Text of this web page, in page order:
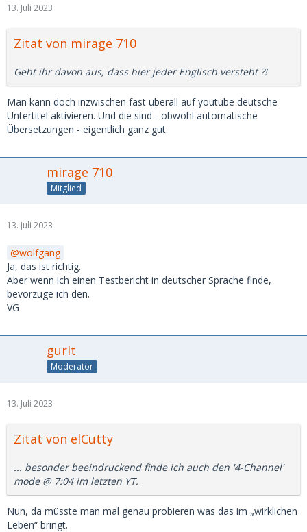
13. Juli 2023
Zitat von mirage 710
Geht ihr davon aus, dass hier jeder Englisch versteht ?!
Man kann doch inzwischen fast überall auf youtube deutsche
Untertitel aktivieren. Und die sind - obwohl automatische
Übersetzungen - eigentlich ganz gut.
mirage 710
Mitglied
13. Juli 2023
wolfgang
Ja, das ist richtig.
Aber wenn ich einen Testbericht in deutscher Sprache finde,
bevorzuge ich den.
VG
gurlt
Moderator
13. Juli 2023
Zitat von elCutty
... besonder beeindruckend finde ich auch den '4-Channel'
mode @ 7:04 im letzten YT.
Nun, da müsste man mal genau probieren was das im „wirklichen
Leben“ bringt.